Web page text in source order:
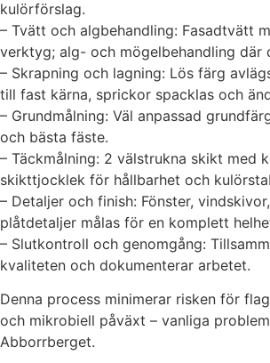
kulörförslag.
– Tvätt och algbehandling: Fasadtvätt
verktyg; alg- och mögelbehandling där
– Skrapning och lagning: Lös färg
till fast kärna, sprickor spacklas och
– Grundmålning: Väl anpassad
och bästa fäste.
– Täckmålning: 2 välstrukna skikt med
skikttjocklek för hållbarhet och
– Detaljer och finish: Fönster,
plåtdetaljer målas för en komplett
– Slutkontroll och genomgång:
kvaliteten och dokumenterar arbetet.
Denna process minimerar risken för
och mikrobiell påväxt – vanliga
Abborrberget.